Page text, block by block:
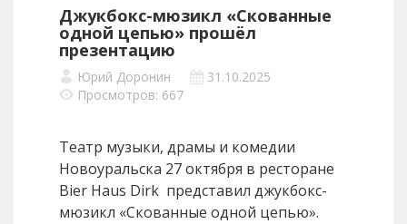
Джукбокс-мюзикл «Скованные
одной цепью» прошёл
презентацию
Юрий Доронин
31.10.2025
Просмотров: 667
Театр музыки, драмы и комедии
Новоуральска 27 октября в ресторане
Bier Haus Dirk представил джукбокс-
мюзикл «Скованные одной цепью».